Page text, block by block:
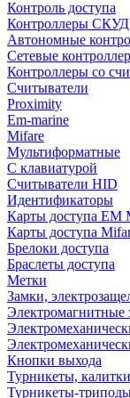
Контроль доступа
Контроллеры СКУД
Автономные
Сетевые
Контроллеры со
Считыватели
Proximity
Em-marine
Mifare
Мультиформатные
С клавиатурой
Считыватели HID
Идентификаторы
Карты доступа EM
Карты доступа
Брелоки доступа
Браслеты доступа
Метки
Замки,
Электромагнитные
Кнопки выхода
Турникеты, калитки
Турникеты-